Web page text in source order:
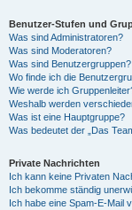
Benutzer-Stufen und
Was sind Administratoren?
Was sind Moderatoren?
Was sind Benutzergruppen?
Wo finde ich die
Wie werde ich
Weshalb werden
Was ist eine Hauptgruppe?
Was bedeutet der „Das
Private Nachrichten
Ich kann keine Privaten
Ich bekomme ständig
Ich habe eine Spam-E-Mail